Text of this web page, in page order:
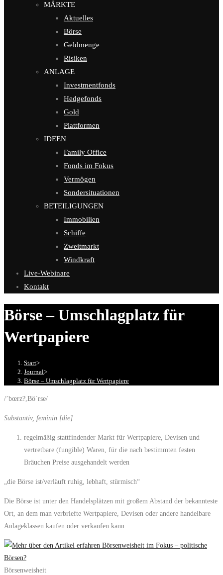
MÄRKTE
Aktuelles
Börse
Geldmenge
Risiken
ANLAGE
Investmentfonds
Hedgefonds
Gold
Plattformen
IDEEN
Family Office
Fonds im Fokus
Vermögen
Sondersituationen
BETEILIGUNGEN
Immobilien
Schiffe
Zweitmarkt
Windkraft
Live-Webinare
Kontakt
Börse – Umschlagplatz für
Wertpapiere
Start>
Journal>
Börse – Umschlagplatz für Wertpapiere
/’bœrz?,Bö´rse/
Substantiv, feminin [die]
regelmäßig stattfindender Markt für Wertpapiere, Devisen und
vertretbare (fungible) Waren, für die nach bestimmten festen
Bräuchen Preise ausgehandelt werden
„die Börse ist/verläuft ruhig, lebhaft, stürmisch“
Die Börse ist unter den Handelsplätzen mit großem Abstand der bekannteste
Ort, an dem man verbriefte Wertpapiere, Devisen oder andere handelbare
Anlageklassen kaufen oder verkaufen kann.
Börsenweisheit